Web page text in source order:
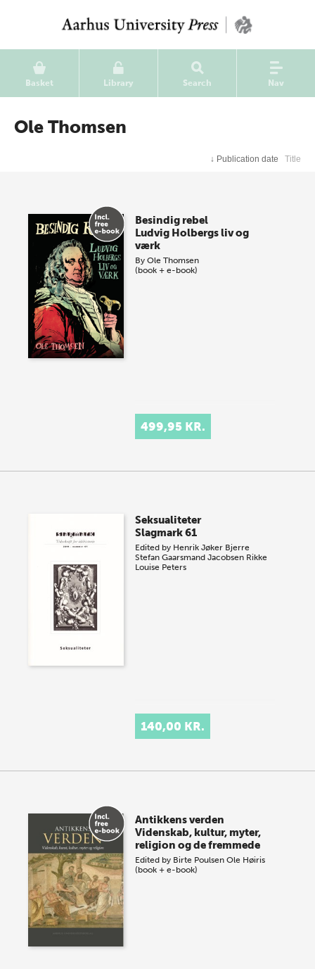
Basket Library Search Nav
Ole Thomsen
↓ Publication date Title
Besindig rebel
Ludvig Holbergs liv og
værk
ByOle Thomsen
(book + e-book)
499,95 KR.
Seksualiteter
Slagmark 61
Edited by Henrik Jøker Bjerre
Stefan Gaarsmand Jacobsen Rikke
Louise Peters
140,00 KR.
Antikkens verden
Videnskab, kultur, myter,
religion og de fremmede
Edited by Birte Poulsen Ole Høiris
(book + e-book)